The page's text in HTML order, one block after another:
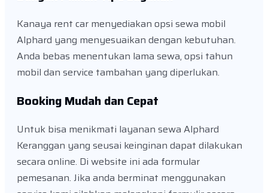
Kanaya rent car menyediakan opsi sewa mobil
Alphard yang menyesuaikan dengan kebutuhan.
Anda bebas menentukan lama sewa, opsi tahun
mobil dan service tambahan yang diperlukan.
Booking Mudah dan Cepat
Untuk bisa menikmati layanan sewa Alphard
Keranggan yang seusai keinginan dapat dilakukan
secara online. Di website ini ada formular
pemesanan. Jika anda berminat menggunakan